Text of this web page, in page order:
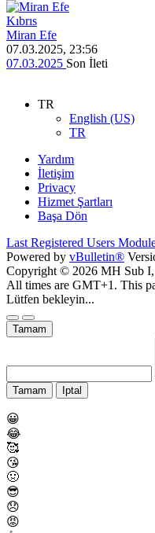
Kıbrıs
Miran Efe
07.03.2025, 23:56
07.03.2025 Son İleti
TR
English (US)
TR
Yardım
İletişim
Privacy
Hizmet Şartları
Başa Dön
Last Registered Users
Powered by vBulletin®
Copyright © 2026 MH Sub
All times are GMT+1. This
Lütfen bekleyin...
Tamam
Tamam Iptal
😀
😂
🥰
😘
🤢
😎
😞
😡